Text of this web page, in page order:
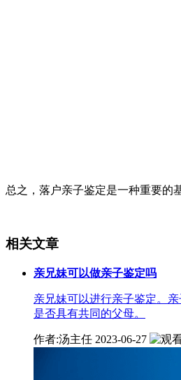
总之，落户亲子鉴定是一种重要的
相关文章
亲兄妹可以做亲子鉴定吗
亲兄妹可以进行亲子鉴定。
是否具有共同的父母。
作者:汤主任 2023-06-27